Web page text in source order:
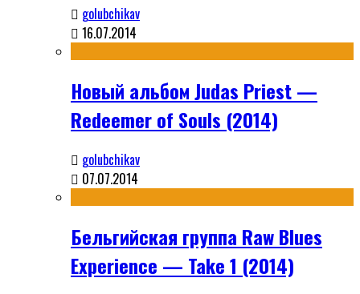
golubchikav
16.07.2014
Новый альбом Judas Priest —
Redeemer of Souls (2014)
golubchikav
07.07.2014
Бельгийская группа Raw Blues
Experience — Take 1 (2014)